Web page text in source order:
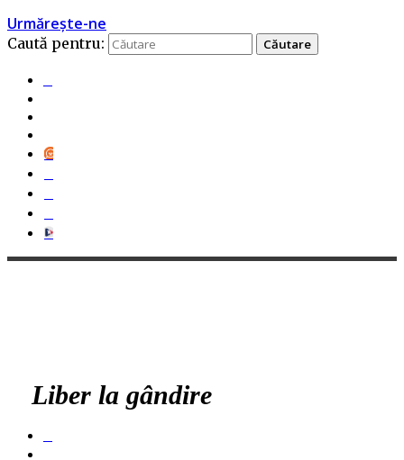
Urmărește-ne
Caută pentru:
Liber la gândire